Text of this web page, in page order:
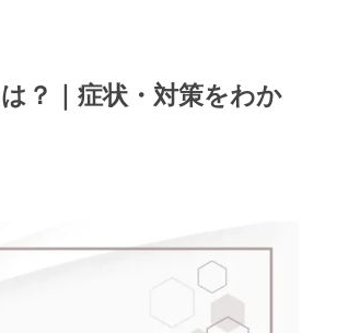
？｜症状・対策をわか